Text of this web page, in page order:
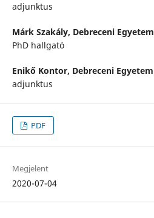
adjunktus
Márk Szakály, Debreceni Egyetem
PhD hallgató
Enikő Kontor, Debreceni Egyetem
adjunktus
PDF
Megjelent
2020-07-04